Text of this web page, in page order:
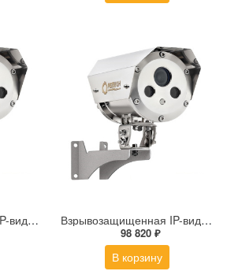
Взрывозащищенная IP-видеокамера Релион Релион-Exd-Н-100-ИК-IP5Мп2.7-13.5Z-PoE-SD-МК-TR Взрывозащищенная IP-видеокамера Релион Релион-Exd-Н-100-ИК-IP5Мп2.8mm-PoE-МК-TR
98 820 ₽
В корзину